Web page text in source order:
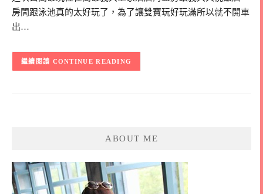
房間跟泳池真的太好玩了，為了讓雙寶玩好玩滿所以就不開車
出…
CONTINUE READING
ABOUT ME